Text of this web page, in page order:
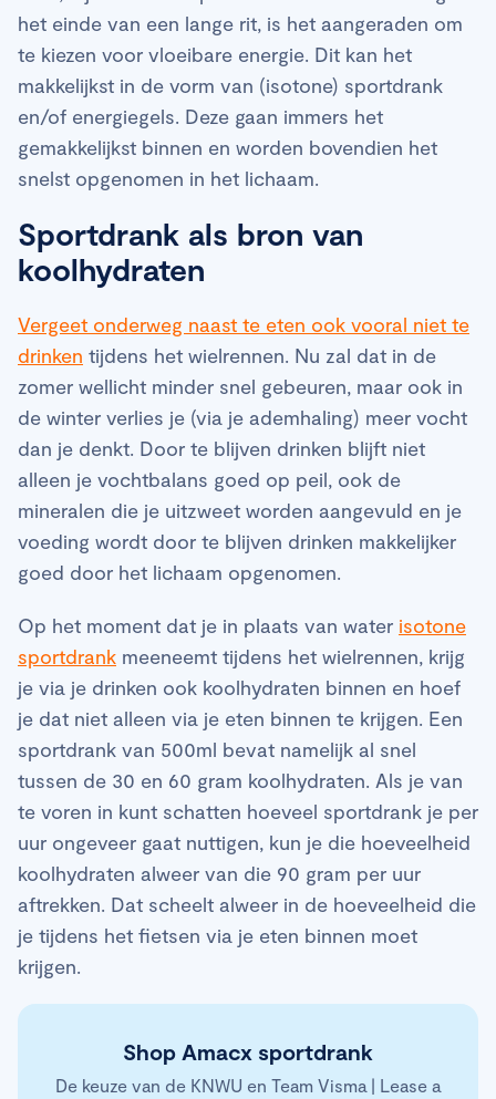
het einde van een lange rit, is het aangeraden om
te kiezen voor vloeibare energie. Dit kan het
makkelijkst in de vorm van (isotone) sportdrank
en/of energiegels. Deze gaan immers het
gemakkelijkst binnen en worden bovendien het
snelst opgenomen in het lichaam.
Sportdrank als bron van
koolhydraten
Vergeet onderweg naast te eten ook vooral niet te
drinken tijdens het wielrennen. Nu zal dat in de
zomer wellicht minder snel gebeuren, maar ook in
de winter verlies je (via je ademhaling) meer vocht
dan je denkt. Door te blijven drinken blijft niet
alleen je vochtbalans goed op peil, ook de
mineralen die je uitzweet worden aangevuld en je
voeding wordt door te blijven drinken makkelijker
goed door het lichaam opgenomen.
Op het moment dat je in plaats van water isotone
sportdrank meeneemt tijdens het wielrennen, krijg
je via je drinken ook koolhydraten binnen en hoef
je dat niet alleen via je eten binnen te krijgen. Een
sportdrank van 500ml bevat namelijk al snel
tussen de 30 en 60 gram koolhydraten. Als je van
te voren in kunt schatten hoeveel sportdrank je per
uur ongeveer gaat nuttigen, kun je die hoeveelheid
koolhydraten alweer van die 90 gram per uur
aftrekken. Dat scheelt alweer in de hoeveelheid die
je tijdens het fietsen via je eten binnen moet
krijgen.
Shop Amacx sportdrank
De keuze van de KNWU en Team Visma | Lease a